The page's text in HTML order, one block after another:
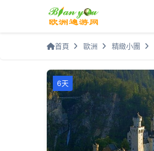
首頁 歐洲 精緻小團
6天